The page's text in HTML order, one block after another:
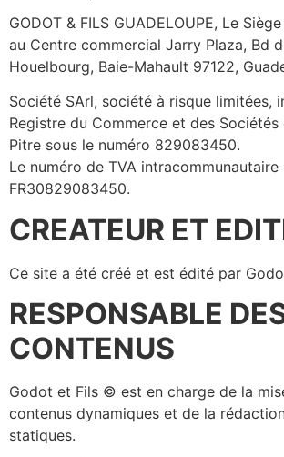
GODOT & FILS GUADELOUPE, Le
au Centre commercial Jarry Plaza, Bd
Houelbourg, Baie-Mahault 97122,
Société SArl, société à risque limitées,
Registre du Commerce et des
Pitre sous le numéro 829083450.
Le numéro de TVA intracommunautaire
FR30829083450.
CREATEUR ET
Ce site a été créé et est édité par
RESPONSABLE
CONTENUS
Godot et Fils © est en charge de la
contenus dynamiques et de la
statiques.